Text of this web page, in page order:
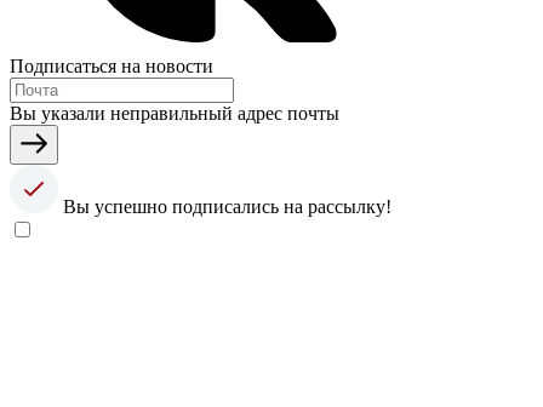
Подписаться на новости
Вы указали неправильный адрес почты
Вы успешно подписались на рассылку!